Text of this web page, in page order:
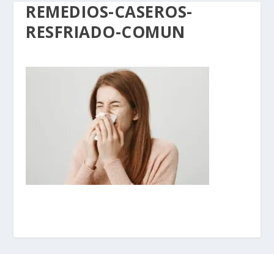
REMEDIOS-CASEROS-
RESFRIADO-COMUN